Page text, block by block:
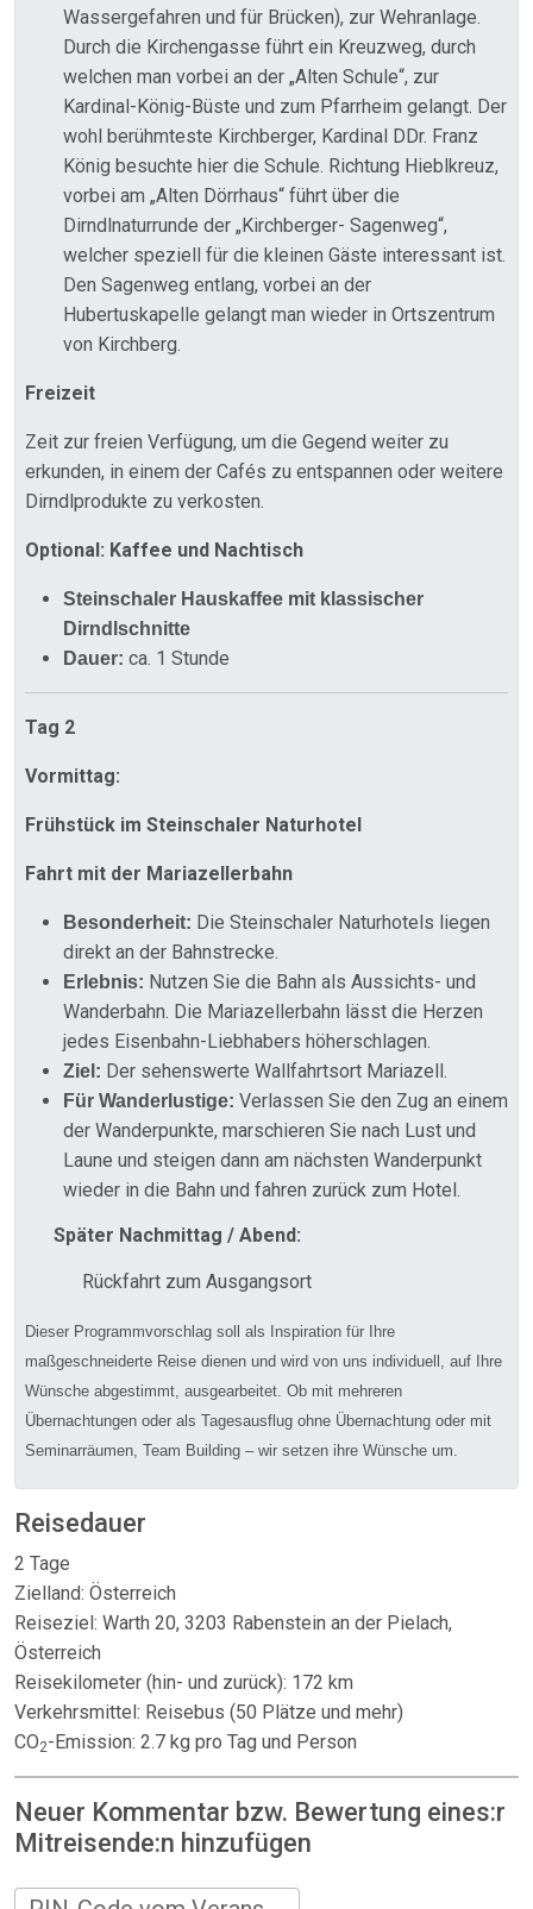
Wassergefahren und für Brücken), zur Wehranlage.
Durch die Kirchengasse führt ein Kreuzweg, durch
welchen man vorbei an der „Alten Schule“, zur
Kardinal-König-Büste und zum Pfarrheim gelangt. Der
wohl berühmteste Kirchberger, Kardinal DDr. Franz
König besuchte hier die Schule. Richtung Hieblkreuz,
vorbei am „Alten Dörrhaus“ führt über die
Dirndlnaturrunde der „Kirchberger- Sagenweg“,
welcher speziell für die kleinen Gäste interessant ist.
Den Sagenweg entlang, vorbei an der
Hubertuskapelle gelangt man wieder in Ortszentrum
von Kirchberg.
Freizeit
Zeit zur freien Verfügung, um die Gegend weiter zu
erkunden, in einem der Cafés zu entspannen oder weitere
Dirndlprodukte zu verkosten.
Optional: Kaffee und Nachtisch
Steinschaler Hauskaffee mit klassischer
Dirndlschnitte
Dauer: ca. 1 Stunde
Tag 2
Vormittag:
Frühstück im Steinschaler Naturhotel
Fahrt mit der Mariazellerbahn
Besonderheit: Die Steinschaler Naturhotels liegen
direkt an der Bahnstrecke.
Erlebnis: Nutzen Sie die Bahn als Aussichts- und
Wanderbahn. Die Mariazellerbahn lässt die Herzen
jedes Eisenbahn-Liebhabers höherschlagen.
Ziel: Der sehenswerte Wallfahrtsort Mariazell.
Für Wanderlustige: Verlassen Sie den Zug an einem
der Wanderpunkte, marschieren Sie nach Lust und
Laune und steigen dann am nächsten Wanderpunkt
wieder in die Bahn und fahren zurück zum Hotel.
Später Nachmittag / Abend:
Rückfahrt zum Ausgangsort
Dieser Programmvorschlag soll als Inspiration für Ihre
maßgeschneiderte Reise dienen und wird von uns individuell, auf Ihre
Wünsche abgestimmt, ausgearbeitet. Ob mit mehreren
Übernachtungen oder als Tagesausflug ohne Übernachtung oder mit
Seminarräumen, Team Building – wir setzen ihre Wünsche um.
Reisedauer
2 Tage
Zielland: Österreich
Reiseziel: Warth 20, 3203 Rabenstein an der Pielach,
Österreich
Reisekilometer (hin- und zurück): 172 km
Verkehrsmittel: Reisebus (50 Plätze und mehr)
CO2-Emission: 2.7 kg pro Tag und Person
Neuer Kommentar bzw. Bewertung eines:r
Mitreisende:n hinzufügen